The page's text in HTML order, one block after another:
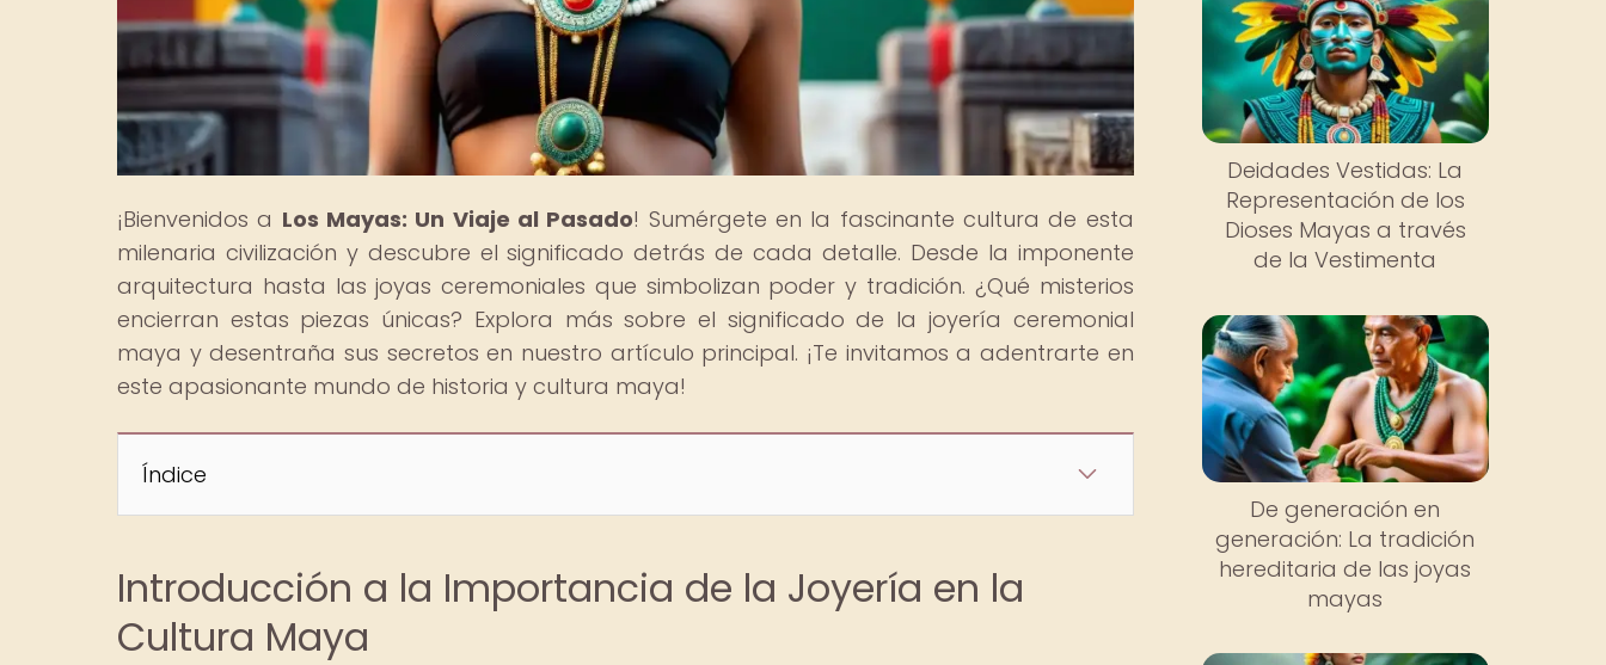
¡Bienvenidos a Los Mayas: Un Viaje al Pasado! Sumérgete en la fascinante cultura de esta
milenaria civilización y descubre el significado detrás de cada detalle. Desde la imponente
arquitectura hasta las joyas ceremoniales que simbolizan poder y tradición. ¿Qué misterios
encierran estas piezas únicas? Explora más sobre el significado de la joyería ceremonial
maya y desentraña sus secretos en nuestro artículo principal. ¡Te invitamos a adentrarte en
este apasionante mundo de historia y cultura maya!
Índice
Introducción a la Importancia de la Joyería en la
Cultura Maya
Deidades Vestidas: La
Representación de los
Dioses Mayas a través
de la Vestimenta
De generación en
generación: La tradición
hereditaria de las joyas
mayas